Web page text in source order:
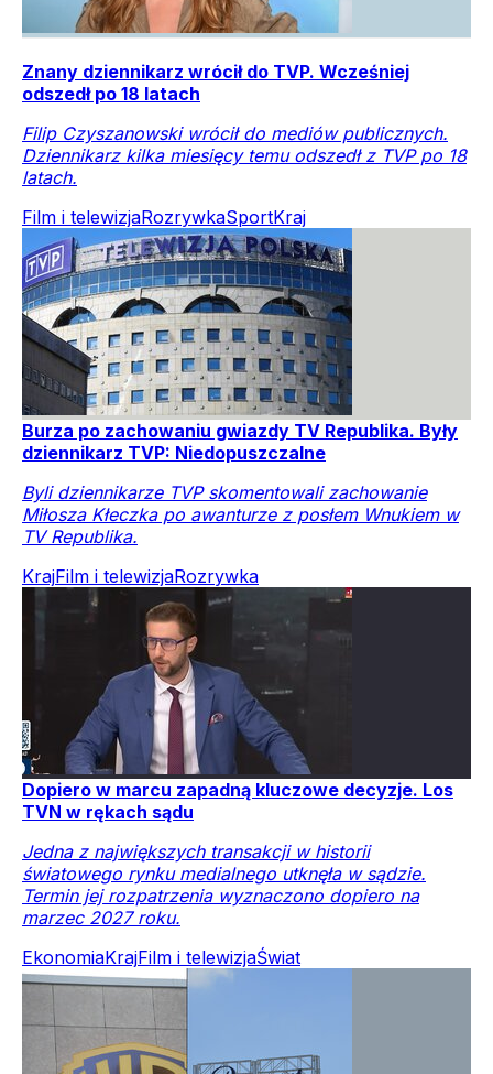
Znany dziennikarz wrócił do TVP. Wcześniej
odszedł po 18 latach
Filip Czyszanowski wrócił do mediów publicznych.
Dziennikarz kilka miesięcy temu odszedł z TVP po 18
latach.
Film i telewizjaRozrywkaSportKraj
Burza po zachowaniu gwiazdy TV Republika. Były
dziennikarz TVP: Niedopuszczalne
Byli dziennikarze TVP skomentowali zachowanie
Miłosza Kłeczka po awanturze z posłem Wnukiem w
TV Republika.
KrajFilm i telewizjaRozrywka
Dopiero w marcu zapadną kluczowe decyzje. Los
TVN w rękach sądu
Jedna z największych transakcji w historii
światowego rynku medialnego utknęła w sądzie.
Termin jej rozpatrzenia wyznaczono dopiero na
marzec 2027 roku.
EkonomiaKrajFilm i telewizjaŚwiat